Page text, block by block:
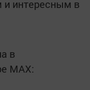
интересным в
в
MАХ: